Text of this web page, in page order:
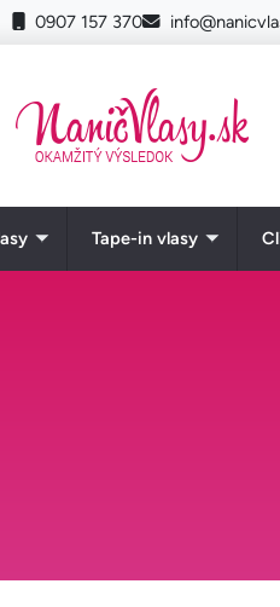
obsah
0907 157 370
Toggle submenu
Tape-in vlasy
Toggle